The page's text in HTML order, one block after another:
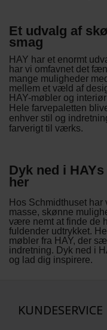
Et udvalg af sk
smag
HAY har et enormt
har vi omfavnet det
mange muligheder
mellem et væld af
HAY-møbler og
Hele farvepaletten
enhver stil og
farverigt til værks.
Dyk ned i
her
Hos Schmidthuset har
masse, skønne
være nemt at finde de
fuldender udtrykket.
møbler fra HAY, der
indretning. Dyk ned i
og lad dig inspirere.
KUNDESERVICE